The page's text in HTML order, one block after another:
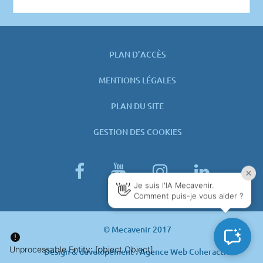
PLAN D’ACCÈS
MENTIONS LÉGALES
PLAN DU SITE
GESTION DES COOKIES
facebookyoutubeinstagram
© Mecavenir 2017
Design & developement : Agence Web Coheractio